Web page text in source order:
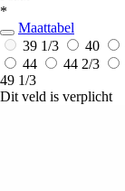
*
Maattabel
39 1/3
40
44
44 2/3
49 1/3
Dit veld is verplicht